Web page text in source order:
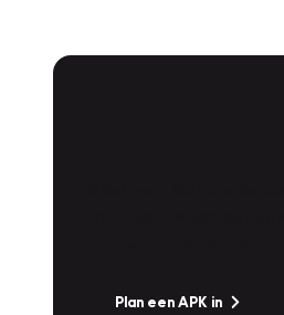
Plan een APK in